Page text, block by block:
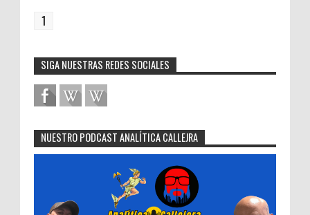
1
SIGA NUESTRAS REDES SOCIALES
NUESTRO PODCAST ANALÍTICA CALLEJRA